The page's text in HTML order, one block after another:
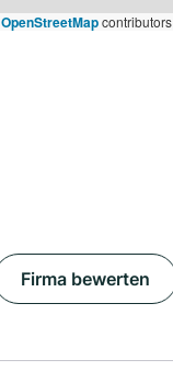
OpenStreetMapcontributors
Firma bewerten